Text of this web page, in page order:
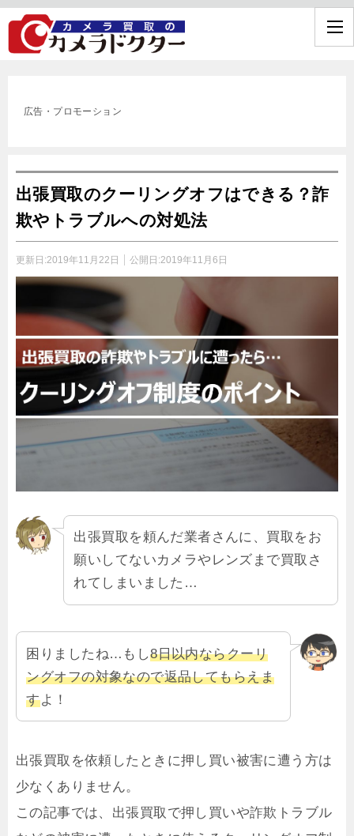
広告・プロモーション
出張買取のクーリングオフはできる？詐
欺やトラブルへの対処法
更新日:2019年11月22日 公開日:2019年11月6日
出張買取を頼んだ業者さんに、買取をお
願いしてないカメラやレンズまで買取さ
れてしまいました…
困りましたね…もし8日以内ならクーリ
ングオフの対象なので返品してもらえま
すよ！
出張買取を依頼したときに押し買い被害に遭う方は
少なくありません。
この記事では、出張買取で押し買いや詐欺トラブル